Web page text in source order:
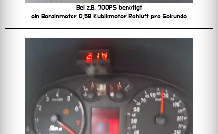
Bei z.B. 700PS benötigt
ein Benzinmotor 0,58 Kubikmeter Rohluft pro Sekunde